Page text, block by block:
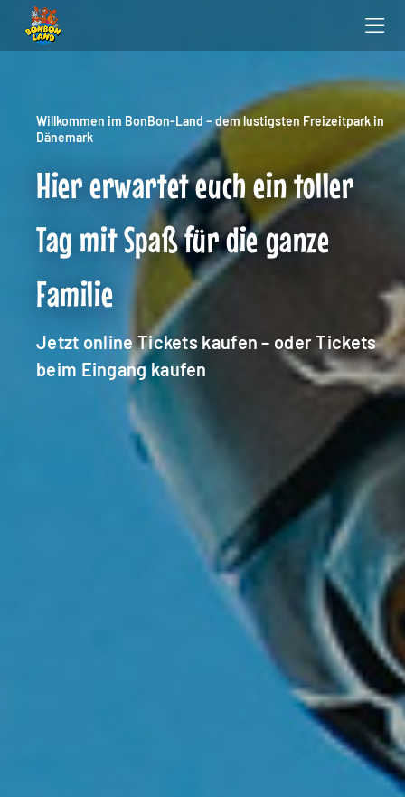
Willkommen im BonBon-Land – dem lustigsten Freizeitpark in
Dänemark
Hier erwartet euch ein toller
Tag mit Spaß für die ganze
Familie
Jetzt online Tickets kaufen – oder Tickets
beim Eingang kaufen